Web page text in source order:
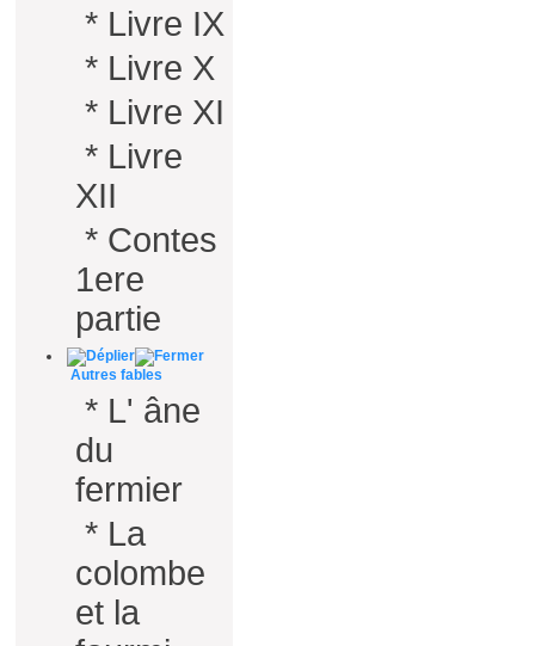
* Livre IX
* Livre X
* Livre XI
* Livre
XII
* Contes
1ere
partie
Autres fables
* L' âne
du
fermier
* La
colombe
et la